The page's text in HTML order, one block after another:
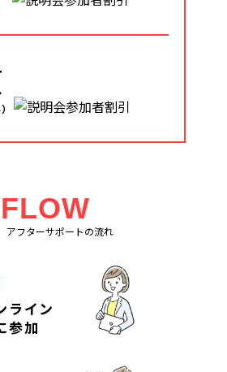
FLOW
アフターサポートの流れ
ライン
参加